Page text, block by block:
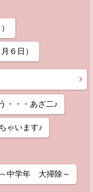
６日）
・・・あざ二♪
ゃいます♪
中学年 大掃除～